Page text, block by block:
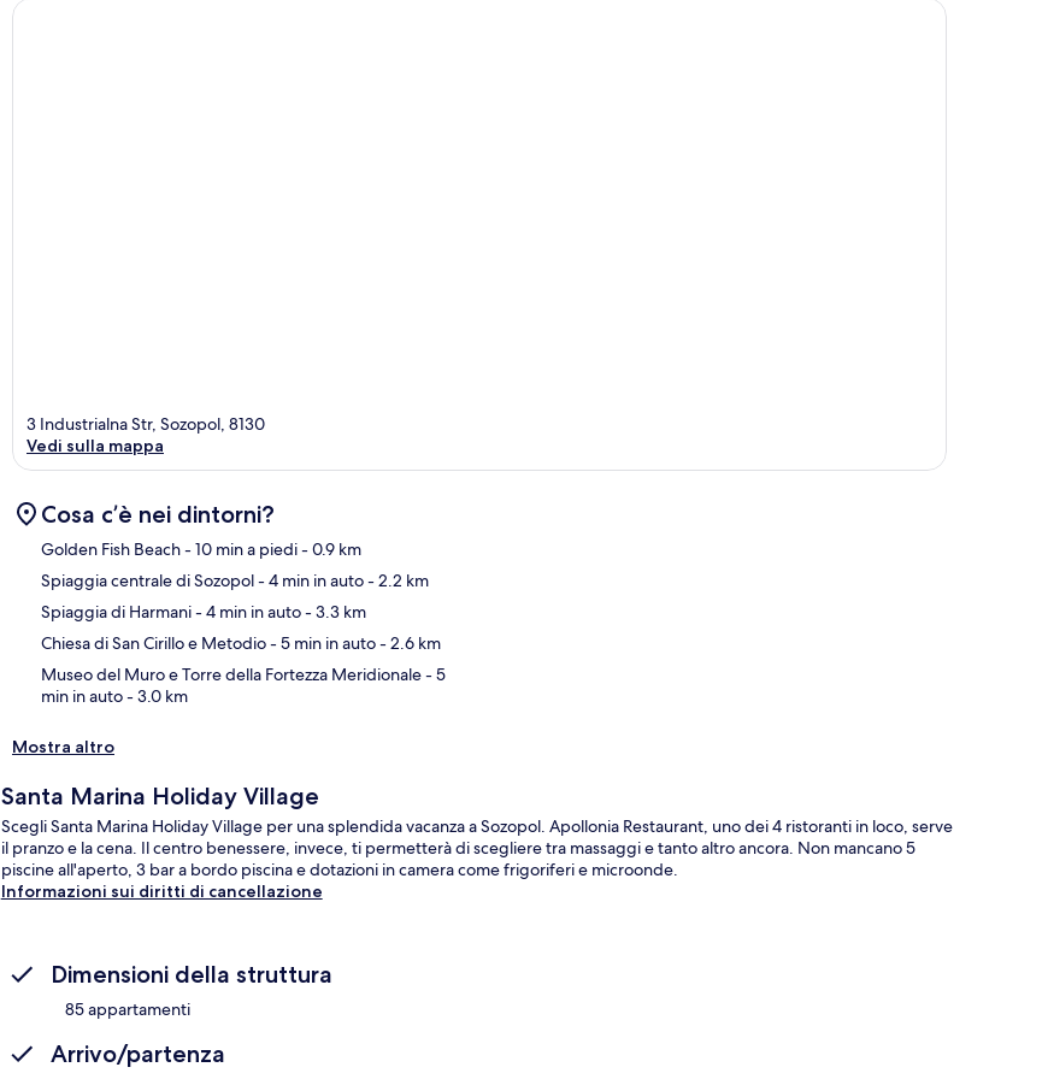
3 Industrialna Str, Sozopol, 8130
Vedi sulla mappa
Cosa c’è nei dintorni?
Golden Fish Beach- 10 min a piedi- 0.9 km
Spiaggia centrale di Sozopol- 4 min in auto- 2.2 km
Spiaggia di Harmani- 4 min in auto- 3.3 km
Chiesa di San Cirillo e Metodio- 5 min in auto- 2.6 km
Museo del Muro e Torre della Fortezza Meridionale- 5
min in auto- 3.0 km
Mostra altro
Santa Marina Holiday Village
Scegli Santa Marina Holiday Village per una splendida vacanza a Sozopol. Apollonia Restaurant, uno dei 4 ristoranti in loco, serve
il pranzo e la cena. Il centro benessere, invece, ti permetterà di scegliere tra massaggi e tanto altro ancora. Non mancano 5
piscine all'aperto, 3 bar a bordo piscina e dotazioni in camera come frigoriferi e microonde.
Informazioni sui diritti di cancellazione
Dimensioni della struttura
85 appartamenti
Arrivo/partenza